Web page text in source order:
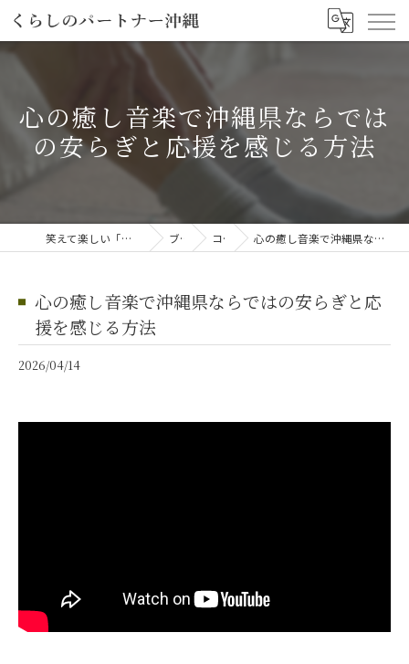
心の癒し音楽で沖縄県ならでは
の安らぎと応援を感じる方法
笑えて楽しい「笑える介護予防体操教室」 ブログ コラム 心の癒し音楽で沖縄県ならではの安らぎと応援を感じる方法
心の癒し音楽で沖縄県ならではの安らぎと応
援を感じる方法
2026/04/14